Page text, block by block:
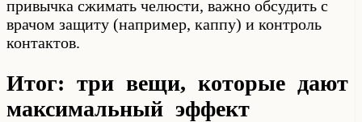
привычка сжимать челюсти, важно обсудить с
врачом защиту (например, каппу) и контроль
контактов.
Итог: три вещи, которые дают
максимальный эффект